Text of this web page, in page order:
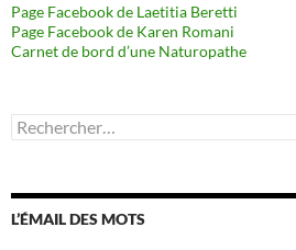
Page Facebook de Laetitia Beretti
Page Facebook de Karen Romani
Carnet de bord d’une Naturopathe
Rechercher :
L’ÉMAIL DES MOTS